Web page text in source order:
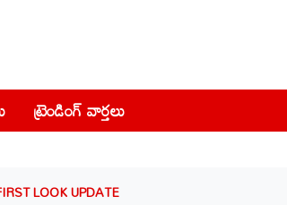
ట్రెండింగ్ వార్తలు
LOOK UPDATE